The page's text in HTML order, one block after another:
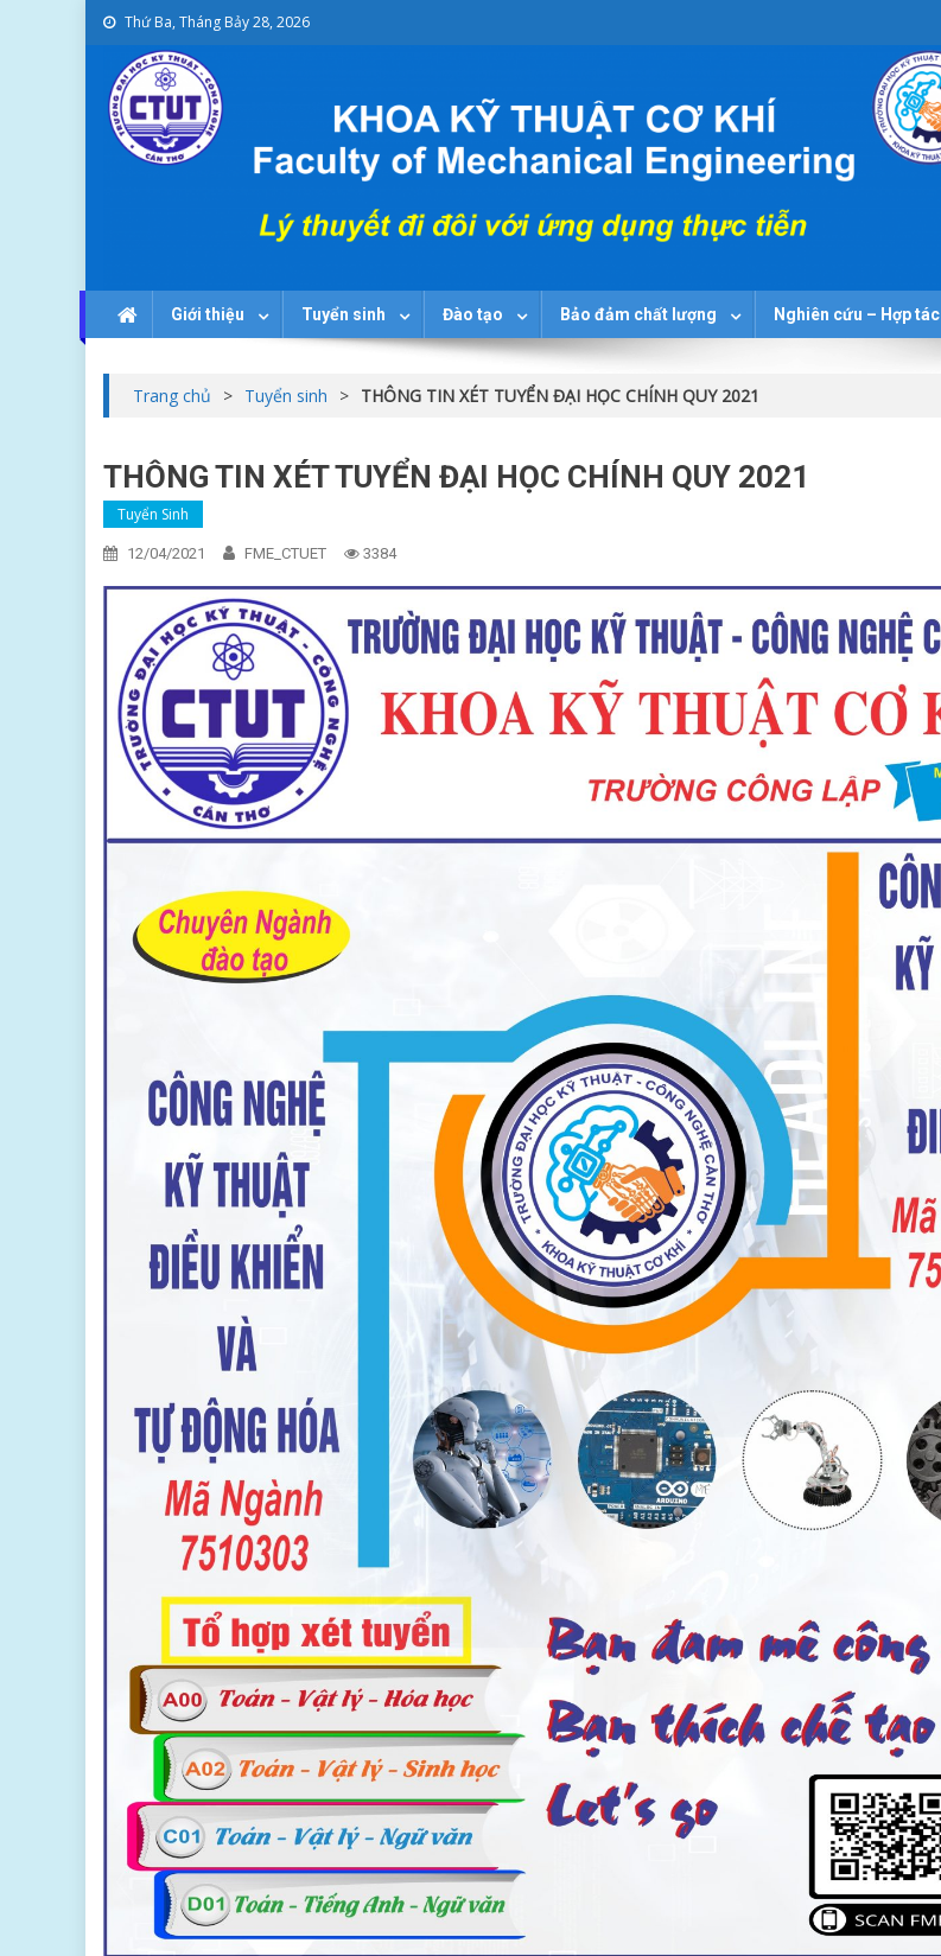
Skip
content
Thứ Ba, Tháng Bảy 28, 2026
Khoa Kỹ thuật Cơ khí
KHOAKTCKGiới thiệu Tuyển sinh Đào tạo Bảo đảm chất lượng Nghiên cứu – Hợp tác
Trang chủ > Tuyển sinh > THÔNG TIN XÉT TUYỂN ĐẠI HỌC CHÍNH QUY 2021
THÔNG TIN XÉT TUYỂN ĐẠI HỌC CHÍNH QUY 2021
Tuyển Sinh
12/04/2021 FME_CTUET 3384